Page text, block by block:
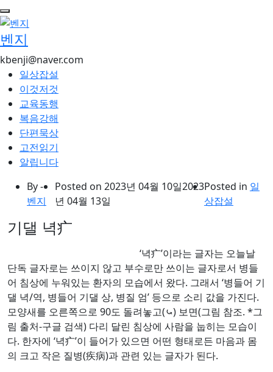
콘
텐
츠
로
건
너
뛰
기
벤지
kbenji@naver.com
일상잡설
이것저것
교육동행
복음강해
단편묵상
고전읽기
알립니다
By -
벤지
Posted on 2023년 04월 10일2023
년 04월 13일
Posted in 일
상잡설
기댈 녁疒
‘녁疒’이라는 글자는 오늘날
단독 글자로는 쓰이지 않고 부수로만 쓰이는 글자로서 병들
어 침상에 누워있는 환자의 모습에서 왔다. 그래서 ‘병들어 기
댈 녁/역, 병들어 기댈 상, 병질 엄’ 등으로 소리 값을 가진다.
모양새를 오른쪽으로 90도 돌려놓고(⤿) 보면(그림 참조. *그
림 출처-구글 검색) 다리 달린 침상에 사람을 눕히는 모습이
다. 한자에 ‘녁疒’이 들어가 있으면 어떤 형태로든 마음과 몸
의 크고 작은 질병(疾病)과 관련 있는 글자가 된다.